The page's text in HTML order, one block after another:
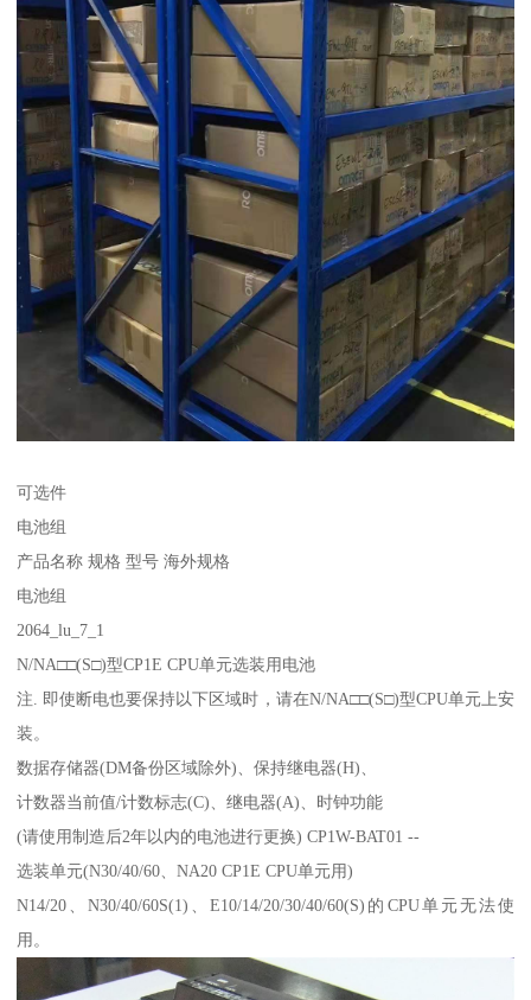
可选件
电池组
产品名称 规格 型号 海外规格
电池组
2064_lu_7_1
N/NA□□(S□)型CP1E CPU单元选装用电池
注. 即使断电也要保持以下区域时，请在N/NA□□(S□)型CPU单元上安
装。
数据存储器(DM备份区域除外)、保持继电器(H)、
计数器当前值/计数标志(C)、继电器(A)、时钟功能
(请使用制造后2年以内的电池进行更换) CP1W-BAT01 --
选装单元(N30/40/60、NA20 CP1E CPU单元用)
N14/20、N30/40/60S(1)、E10/14/20/30/40/60(S)的CPU单元无法使
用。